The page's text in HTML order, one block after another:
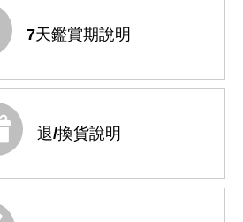
7天鑑賞期說明
退/換貨說明